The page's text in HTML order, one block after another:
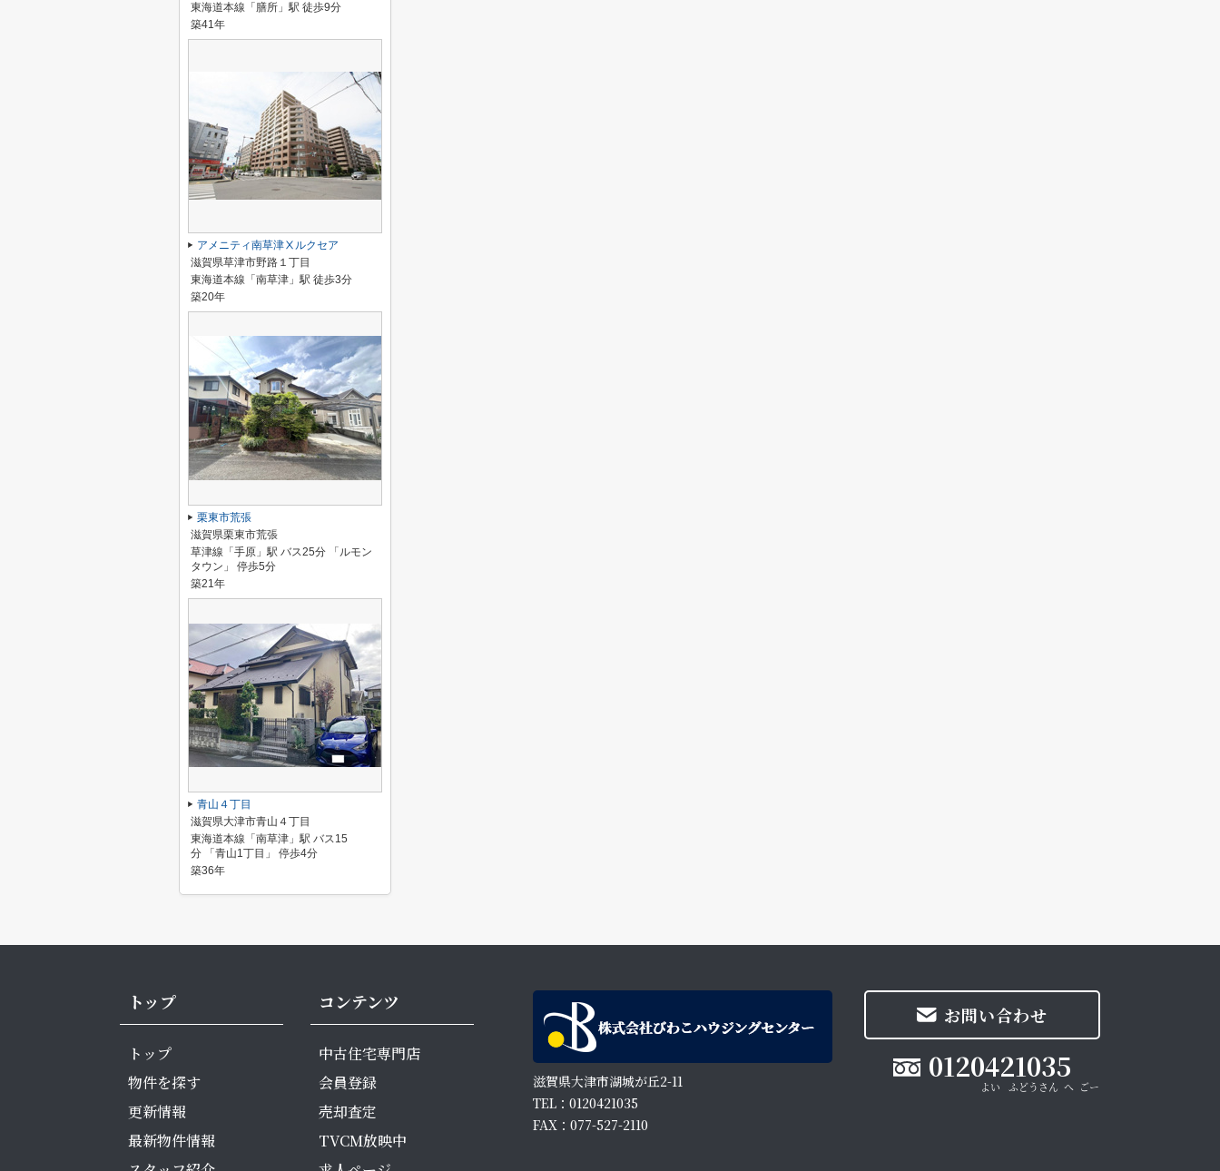
東海道本線「膳所」駅 徒歩9分
築41年
アメニティ南草津Ⅹルクセア
滋賀県草津市野路１丁目
東海道本線「南草津」駅 徒歩3分
築20年
栗東市荒張
滋賀県栗東市荒張
草津線「手原」駅 バス25分 「ルモン
タウン」 停歩5分
築21年
青山４丁目
滋賀県大津市青山４丁目
東海道本線「南草津」駅 バス15
分 「青山1丁目」 停歩4分
築36年
トップ
トップ
物件を探す
更新情報
最新物件情報
コンテンツ
中古住宅専門店
会員登録
売却査定
TVCM放映中
滋賀県大津市湖城が丘2-11
TEL：0120421035
FAX：077-527-2110
お問い合わせ
0120421035